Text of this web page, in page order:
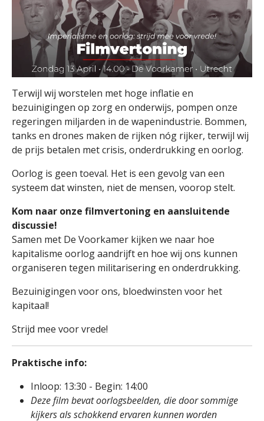
Terwijl wij worstelen met hoge inflatie en
bezuinigingen op zorg en onderwijs, pompen onze
regeringen miljarden in de wapenindustrie. Bommen,
tanks en drones maken de rijken nóg rijker, terwijl wij
de prijs betalen met crisis, onderdrukking en oorlog.
Oorlog is geen toeval. Het is een gevolg van een
systeem dat winsten, niet de mensen, voorop stelt.
Kom naar onze filmvertoning en aansluitende
discussie!
Samen met De Voorkamer kijken we naar hoe
kapitalisme oorlog aandrijft en hoe wij ons kunnen
organiseren tegen militarisering en onderdrukking.
Bezuinigingen voor ons, bloedwinsten voor het
kapitaal!
Strijd mee voor vrede!
Praktische info:
Inloop: 13:30 - Begin: 14:00
Deze film bevat oorlogsbeelden, die door sommige
kijkers als schokkend ervaren kunnen worden